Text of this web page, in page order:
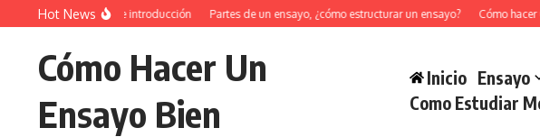
Saltar al contenido
Hot News
34 Ejemplos de introducción Partes de un ensayo, ¿cómo estructurar un ensayo? Cómo
Cómo Hacer Un
Ensayo Bien
Inicio Ensayo
Como Estudiar